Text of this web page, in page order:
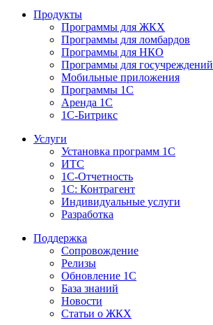
Продукты
Программы для ЖКХ
Программы для ломбардов
Программы для НКО
Программы для госучреждений
Мобильные приложения
Программы 1С
Аренда 1С
1С-Битрикс
Услуги
Установка программ 1С
ИТС
1С-Отчетность
1С: Контрагент
Индивидуальные услуги
Разработка
Поддержка
Сопровождение
Релизы
Обновление 1С
База знаний
Новости
Статьи о ЖКХ